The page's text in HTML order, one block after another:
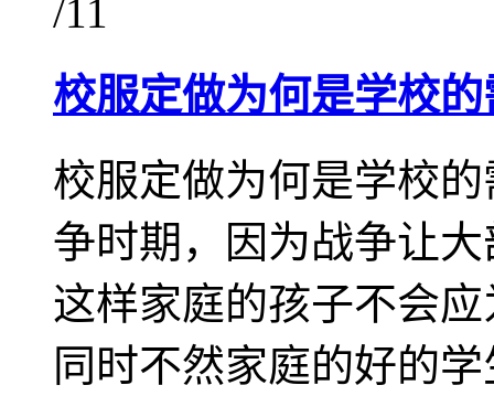
/11
校服定做为何是学校
校服定做为何是学校
争时期，因为战争让
这样家庭的孩子不会
同时不然家庭的好的